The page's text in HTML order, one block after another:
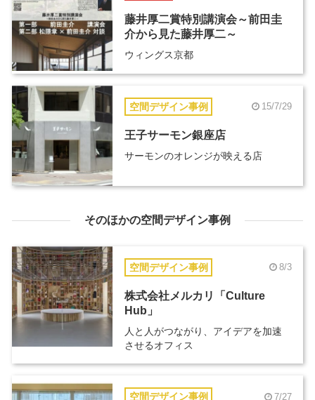
藤井厚二賞特別講演会～前田圭
介から見た藤井厚二～
ウィングス京都
空間デザイン事例 15/7/29
王子サーモン銀座店
サーモンのオレンジが映える店
そのほかの空間デザイン事例
空間デザイン事例 8/3
株式会社メルカリ「Culture
Hub」
人と人がつながり、アイデアを加速
させるオフィス
空間デザイン事例 7/27